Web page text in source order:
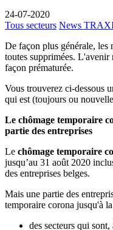
24-07-2020
Tous secteurs News
De façon plus générale, les
toutes supprimées. L'avenir
façon prématurée.
Vous trouverez ci-dessous
qui est (toujours ou
Le chômage temporaire
partie des entreprises
Le chômage temporaire
jusqu’au 31 août 2020
des entreprises belges.
Mais une partie des
temporaire corona jusqu'à
des secteurs qui